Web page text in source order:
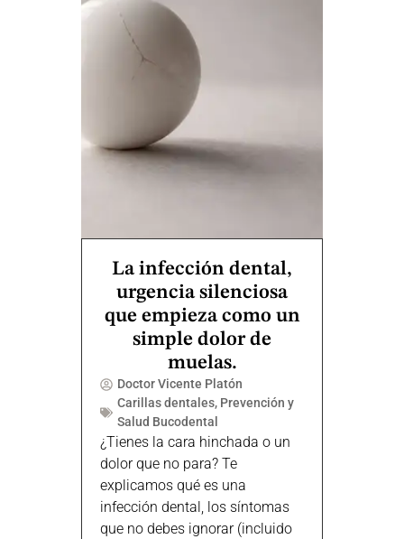
La infección dental,
urgencia silenciosa
que empieza como un
simple dolor de
muelas.
Doctor Vicente Platón
Carillas dentales, Prevención y
Salud Bucodental
¿Tienes la cara hinchada o un
dolor que no para? Te
explicamos qué es una
infección dental, los síntomas
que no debes ignorar (incluido